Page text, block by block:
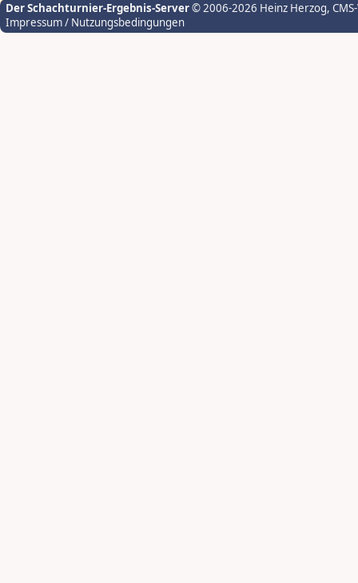
Der Schachturnier-Ergebnis-Server© 2006-2026 Heinz Herzog,
Impressum / Nutzungsbedingungen